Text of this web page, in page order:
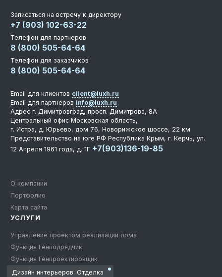
Записаться на встречу к директору
+7 (903) 102-63-22
Телефон для партнеров
8 (800) 505-64-64
Телефон для заказчиков
8 (800) 505-64-64
О компании
Портфолио
Карта сайта
УСЛУГИ
Управление проектом реализации дома
Функция Генподрядчик
Функция Генпроектировщик
Дизайн интерьеров. Отделка
Email для клиентов client@luxh.ru
Email для партнеров info@luxh.ru
Адрес г. Димитровград, просп. Димитрова, 8А
Центральный офис Московская область,
г. Истра, д. Юрьево, дом 76, Новорижское шоссе, 22 км
Представительство на юге РФ Республика Крым, г. Керчь, ул.
12 Апреля 1961 года, д. 1Г +7(903)136-19-85